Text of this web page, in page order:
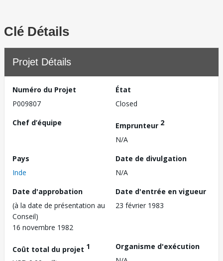
Clé Détails
Projet Détails
Numéro du Projet
P009807
État
Closed
Chef d’équipe
Emprunteur 2
N/A
Pays
Inde
Date de divulgation
N/A
Date d'approbation
(à la date de présentation au
Conseil)
16 novembre 1982
Date d'entrée en vigueur
23 février 1983
Coût total du projet 1
Organisme d'exécution